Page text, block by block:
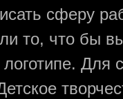
сферу
то, что бы
Для